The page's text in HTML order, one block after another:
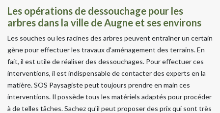
Les opérations de dessouchage pour les
arbres dans la ville de Augne et ses environs
Les souches ou les racines des arbres peuvent entraîner un certain
gène pour effectuer les travaux d'aménagement des terrains. En
fait, il est utile de réaliser des dessouchages. Pour effectuer ces
interventions, il est indispensable de contacter des experts en la
matière. SOS Paysagiste peut toujours prendre en main ces
interventions. Il possède tous les matériels adaptés pour procéder
à de telles tâches. Sachez qu'il peut proposer des prix qui sont très